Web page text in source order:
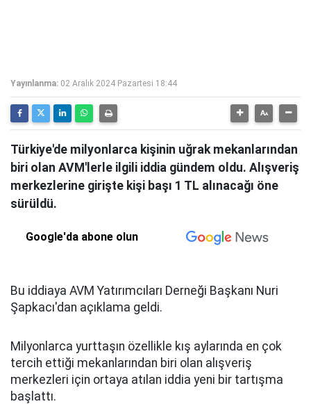
Yayınlanma: 02 Aralık 2024 Pazartesi 18:44
Türkiye'de milyonlarca kişinin uğrak mekanlarından
biri olan AVM'lerle ilgili iddia gündem oldu. Alışveriş
merkezlerine girişte kişi başı 1 TL alınacağı öne
sürüldü.
Google'da abone olun
Bu iddiaya AVM Yatırımcıları Derneği Başkanı Nuri
Şapkacı'dan açıklama geldi.
Milyonlarca yurttaşın özellikle kış aylarında en çok
tercih ettiği mekanlarından biri olan alışveriş
merkezleri için ortaya atılan iddia yeni bir tartışma
başlattı.